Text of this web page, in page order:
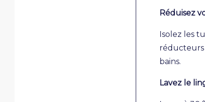
Réduisez
Isolez les
réducteurs
bains.
Lavez le